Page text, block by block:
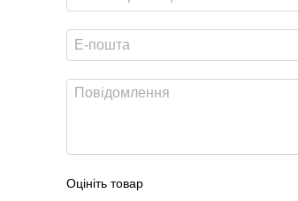
Оцініть товар